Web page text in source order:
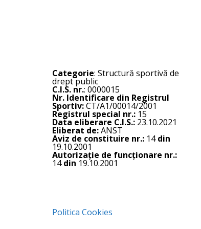
Categorie: Structură sportivă de
drept public
C.I.S. nr.: 0000015
Nr. Identificare din Registrul
Sportiv:CT/A1/00014/2001
Registrul special nr.: 15
Data eliberare C.I.S.: 23.10.2021
Eliberat de:ANST
Aviz de constituire nr.: 14din
19.10.2001
Autorizație de funcționare nr.:
14din 19.10.2001
Politica Cookies